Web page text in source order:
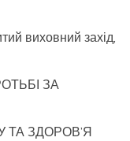
виховний захід,
ЗА
ЗДОРОВ’Я